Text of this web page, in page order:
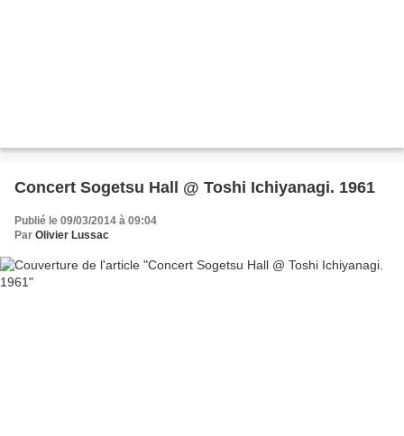
Concert Sogetsu Hall @ Toshi Ichiyanagi. 1961
Publié le 09/03/2014 à 09:04
Par Olivier Lussac